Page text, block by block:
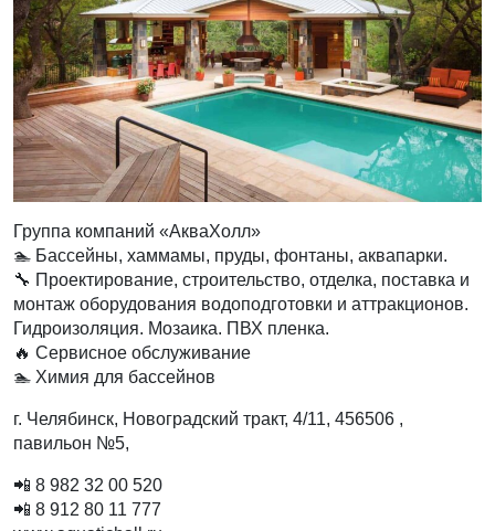
Группа компаний «АкваХолл»
🏊 Бассейны, хаммамы, пруды, фонтаны, аквапарки.
🔧 Проектирование, строительство, отделка, поставка и
монтаж оборудования водоподготовки и аттракционов.
Гидроизоляция. Мозаика. ПВХ пленка.
🔥 Сервисное обслуживание
🏊 Химия для бассейнов
г. Челябинск, ​Новоградский тракт, 4/11, 456506 ,
павильон №5,
📲 8 982 32 00 520
📲 8 912 80 11 777